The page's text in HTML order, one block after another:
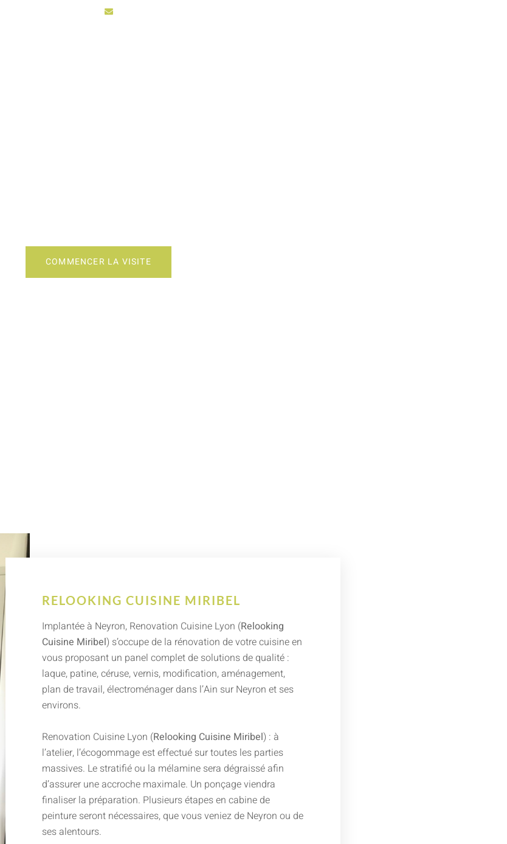
COMMENCER LA VISITE
RELOOKING CUISINE MIRIBEL
Implantée à Neyron, Renovation Cuisine Lyon (Relooking
Cuisine Miribel) s’occupe de la rénovation de votre cuisine en
vous proposant un panel complet de solutions de qualité :
laque, patine, céruse, vernis, modification, aménagement,
plan de travail, électroménager dans l’Ain sur Neyron et ses
environs.
Renovation Cuisine Lyon (Relooking Cuisine Miribel) : à
l’atelier, l’écogommage est effectué sur toutes les parties
massives. Le stratifié ou la mélamine sera dégraissé afin
d’assurer une accroche maximale. Un ponçage viendra
finaliser la préparation. Plusieurs étapes en cabine de
peinture seront nécessaires, que vous veniez de Neyron ou de
ses alentours.